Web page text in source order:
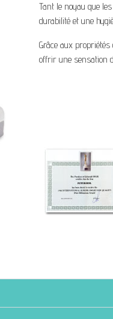
Tant le noyau que
durabilité et une
Grâce aux
offrir une sensation